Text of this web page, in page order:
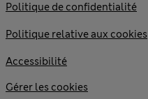
Politique de confidentialité
Politique relative aux cookies
Accessibilité
Gérer les cookies